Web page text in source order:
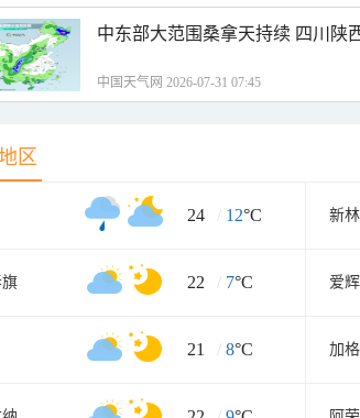
中东部大范围桑拿天持续 四川陕
中国天气网 2026-07-31 07:45
区
24 / 12°C 新林
22 / 7°C 爱辉
21 / 8°C 加